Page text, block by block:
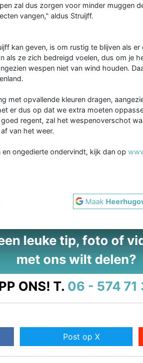
zal dus zorgen voor minder muggen
vangen," aldus Struijff.
kan geven, is om rustig te blijven als
als ze zich bedreigd voelen, dus om je
wespen niet van wind houden.
met opvallende kleuren dragen,
er dus op dat we extra moeten
regent, zal het wespenoverschot
van het weer.
ongedierte ondervindt, kijk dan op
Maak
leuke tip, foto of
met ons wilt delen?
ONS! T. 06 - 574 71
Post op X